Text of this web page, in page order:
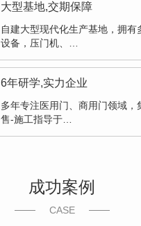
大型基地,交期保障
自建大型现代化生产基地，拥有
设备，压门机、…
6年研学,实力企业
多年专注医用门、商用门领域，
售-施工指导于…
成功案例
CASE